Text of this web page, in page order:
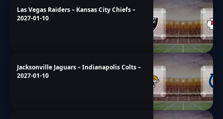
Las Vegas Raiders – Kansas City Chiefs –
2027-01-10
Jacksonville Jaguars – Indianapolis Colts –
2027-01-10